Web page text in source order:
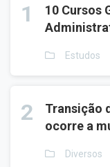
1
10 Cursos
Estudos
2
Transição
ocorre a
Diversos